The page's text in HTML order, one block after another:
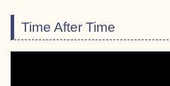
Time After Time